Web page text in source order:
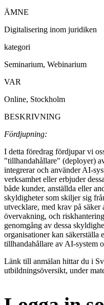
ÄMNE
Digitalisering inom juridiken
kategori
Seminarium, Webinarium
VAR
Online, Stockholm
BESKRIVNING
Fördjupning:
I detta föredrag fördjupar vi
"tillhandahållare" (deployer)
integrerar och använder AI-
verksamhet eller erbjuder
både kunder, anställda eller
skyldigheter som skiljer sig
utvecklare, med krav på
övervakning, och
genomgång av dessa
organisationer kan säkerställa
tillhandahållare av AI-system
Länk till anmälan hittar du i
utbildningsöversikt, under